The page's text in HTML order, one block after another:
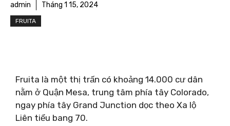
admin Tháng 1 15, 2024
FRUITA
Fruita là một thị trấn có khoảng 14.000 cư dân
nằm ở Quận Mesa, trung tâm phía tây Colorado,
ngay phía tây Grand Junction dọc theo Xa lộ
Liên tiểu bang 70.